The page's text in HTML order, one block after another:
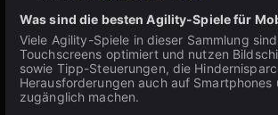
Was sind die besten Agility-Spiele für
Viele Agility-Spiele in dieser Sammlung
Touchscreens optimiert und nutzen
sowie Tipp-Steuerungen, die
Herausforderungen auch auf Smartphones
zugänglich machen.